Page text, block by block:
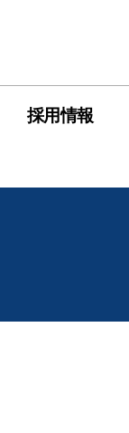
採用情報